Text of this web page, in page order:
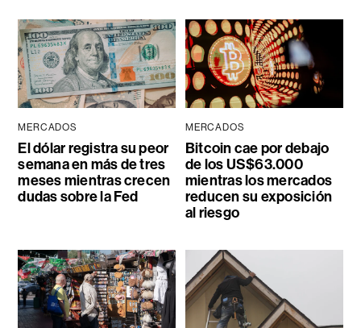
MERCADOS
El dólar registra su peor
semana en más de tres
meses mientras crecen
dudas sobre la Fed
MERCADOS
Bitcoin cae por debajo
de los US$63.000
mientras los mercados
reducen su exposición
al riesgo